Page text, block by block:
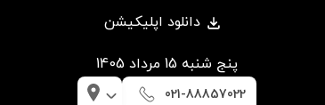
دانلود اپلیکیشن
پنج شنبه 15 مرداد 1405
021-88857022